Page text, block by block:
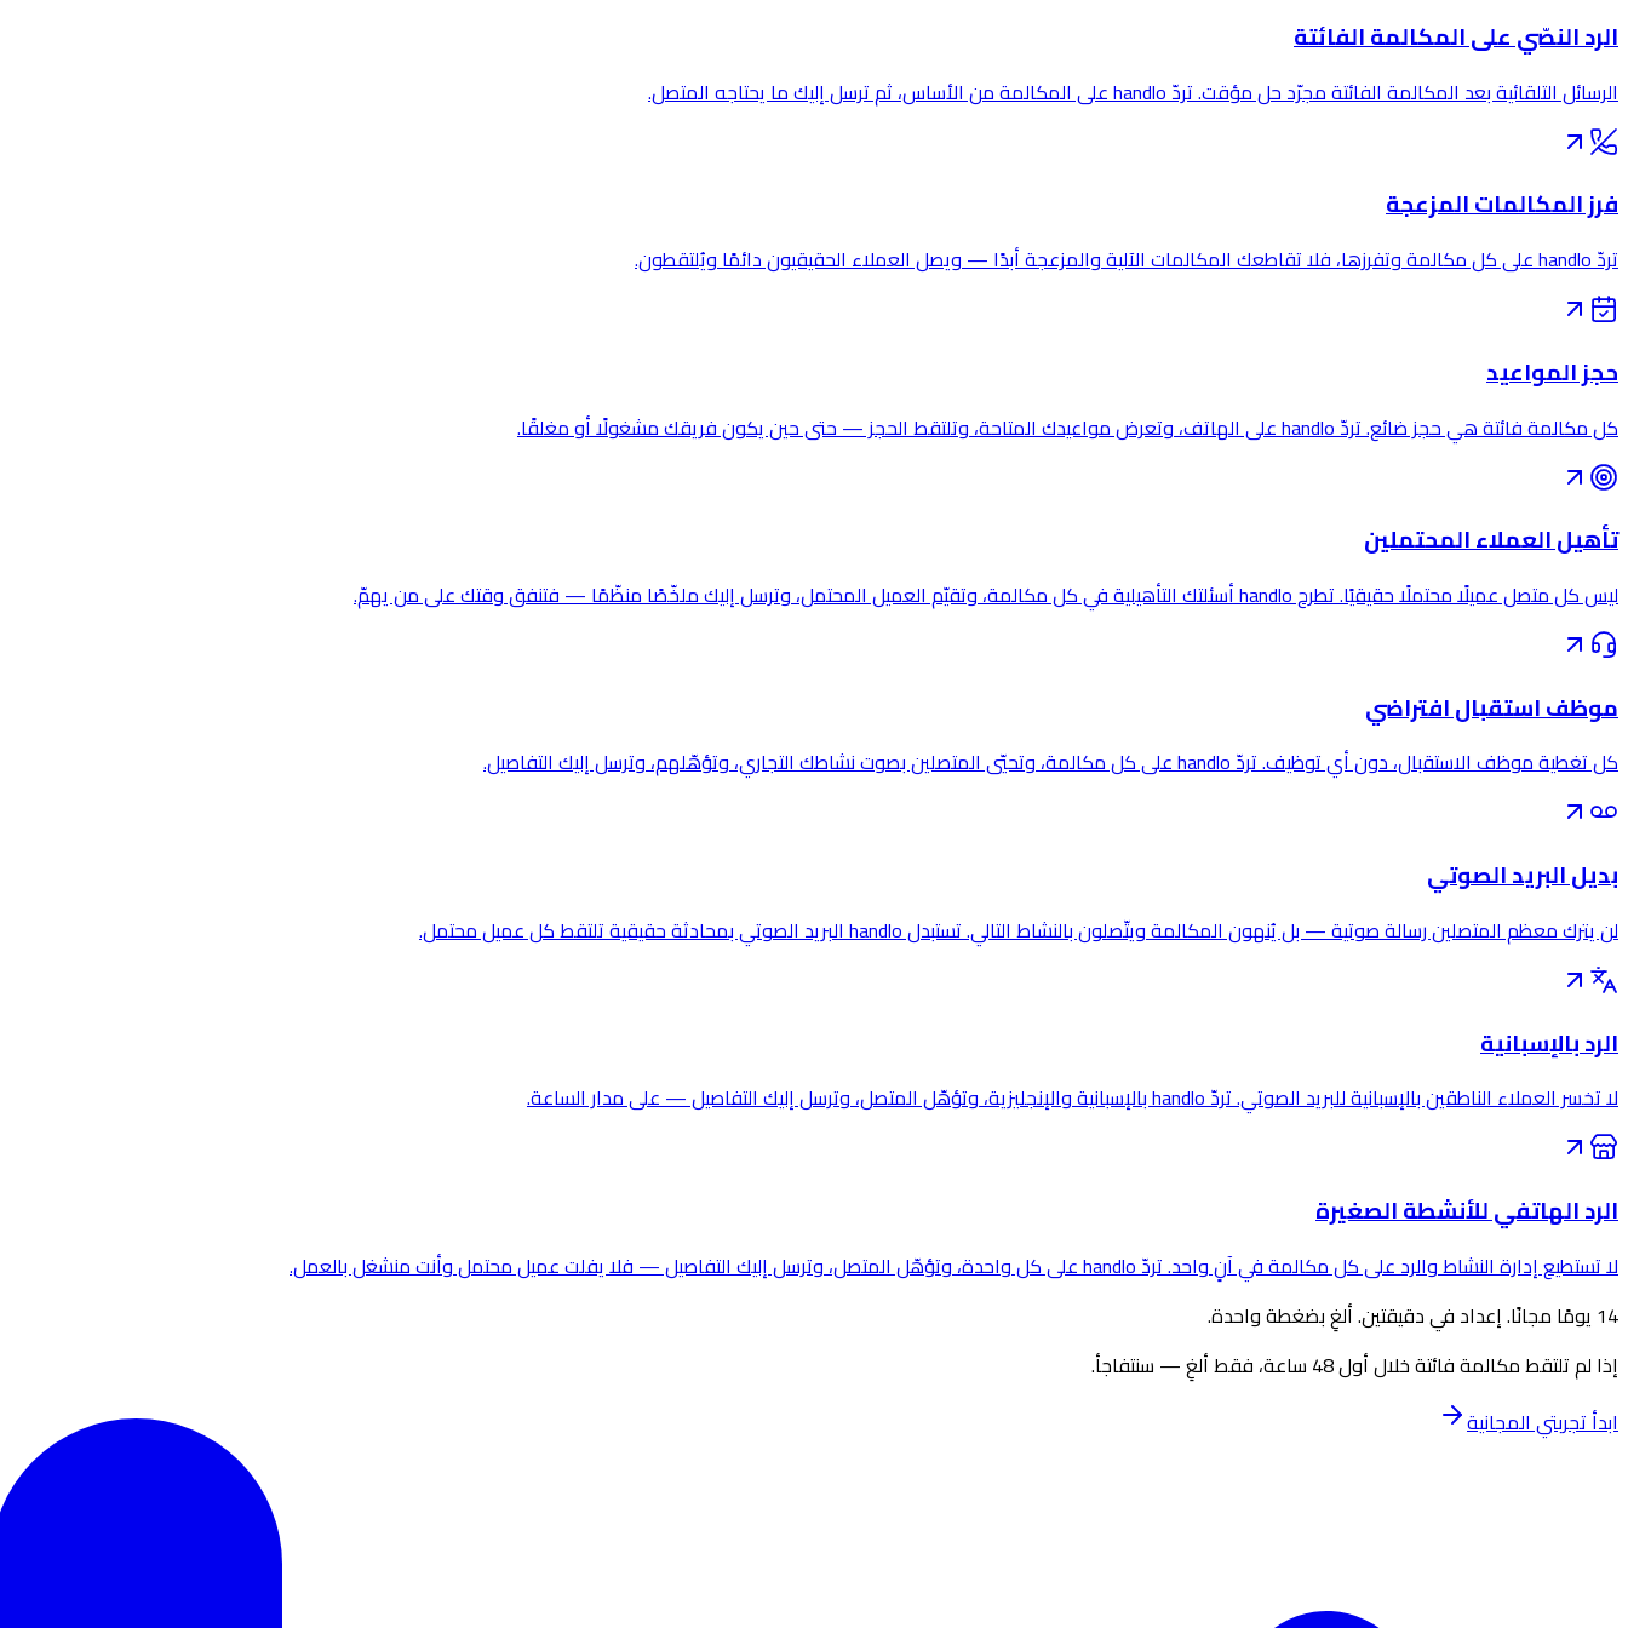
الرد النصّي على المكالمة الفائتة
الرسائل التلقائية بعد المكالمة الفائتة مجرّد حل مؤقت. تردّ handlo على المكالمة من الأساس، ثم ترسل إليك ما يحتاجه المتصل.
فرز المكالمات المزعجة
تردّ handlo على كل مكالمة وتفرزها، فلا تقاطعك المكالمات الآلية والمزعجة أبدًا — ويصل العملاء الحقيقيون دائمًا ويُلتقطون.
حجز المواعيد
كل مكالمة فائتة هي حجز ضائع. تردّ handlo على الهاتف، وتعرض مواعيدك المتاحة، وتلتقط الحجز — حتى حين يكون فريقك مشغولًا أو مغلقًا.
تأهيل العملاء المحتملين
ليس كل متصل عميلًا محتملًا حقيقيًا. تطرح handlo أسئلتك التأهيلية في كل مكالمة، وتقيّم العميل المحتمل، وترسل إليك ملخّصًا منظّمًا — فتنفق وقتك على من يهمّ.
موظف استقبال افتراضي
كل تغطية موظف الاستقبال، دون أي توظيف. تردّ handlo على كل مكالمة، وتحيّي المتصلين بصوت نشاطك التجاري، وتؤهّلهم، وترسل إليك التفاصيل.
بديل البريد الصوتي
لن يترك معظم المتصلين رسالة صوتية — بل يُنهون المكالمة ويتّصلون بالنشاط التالي. تستبدل handlo البريد الصوتي بمحادثة حقيقية تلتقط كل عميل محتمل.
الرد بالإسبانية
لا تخسر العملاء الناطقين بالإسبانية للبريد الصوتي. تردّ handlo بالإسبانية والإنجليزية، وتؤهّل المتصل، وترسل إليك التفاصيل — على مدار الساعة.
الرد الهاتفي للأنشطة الصغيرة
لا تستطيع إدارة النشاط والرد على كل مكالمة في آنٍ واحد. تردّ handlo على كل واحدة، وتؤهّل المتصل، وترسل إليك التفاصيل — فلا يفلت عميل محتمل وأنت منشغل بالعمل.
14 يومًا مجانًا.إعداد فيدقيقتين.ألغِبضغطةواحدة.
إذا لم تلتقط مكالمة فائتة خلال أول 48 ساعة، فقط ألغِ — سنتفاجأ.
ابدأ تجربتي المجانية